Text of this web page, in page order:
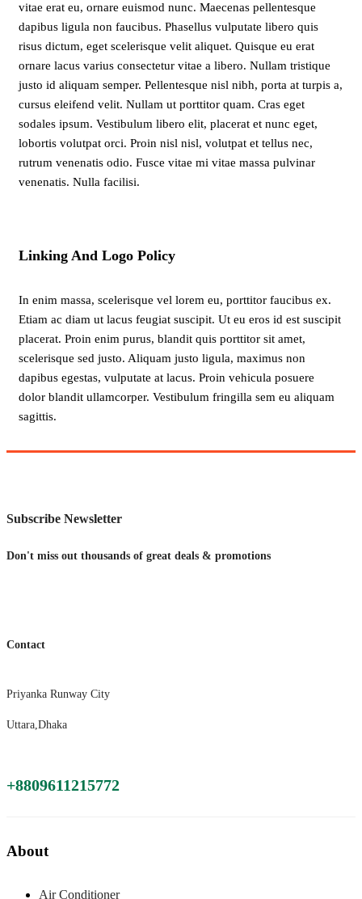
vitae erat eu, ornare euismod nunc. Maecenas pellentesque
dapibus ligula non faucibus. Phasellus vulputate libero quis
risus dictum, eget scelerisque velit aliquet. Quisque eu erat
ornare lacus varius consectetur vitae a libero. Nullam tristique
justo id aliquam semper. Pellentesque nisl nibh, porta at turpis a,
cursus eleifend velit. Nullam ut porttitor quam. Cras eget
sodales ipsum. Vestibulum libero elit, placerat et nunc eget,
lobortis volutpat orci. Proin nisl nisl, volutpat et tellus nec,
rutrum venenatis odio. Fusce vitae mi vitae massa pulvinar
venenatis. Nulla facilisi.
Linking And Logo Policy
In enim massa, scelerisque vel lorem eu, porttitor faucibus ex.
Etiam ac diam ut lacus feugiat suscipit. Ut eu eros id est suscipit
placerat. Proin enim purus, blandit quis porttitor sit amet,
scelerisque sed justo. Aliquam justo ligula, maximus non
dapibus egestas, vulputate at lacus. Proin vehicula posuere
dolor blandit ullamcorper. Vestibulum fringilla sem eu aliquam
sagittis.
Subscribe Newsletter
Don't miss out thousands of great deals & promotions
Contact
Priyanka Runway City
Uttara,Dhaka
+8809611215772
About
Air Conditioner